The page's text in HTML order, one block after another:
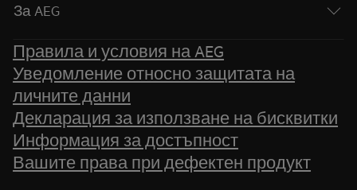
За AEG
Правила и условия на AEG
Уведомление относно защитата на
личните данни
Декларация за използване на бисквитки
Информация за достъпност
Вашите права при дефектен продукт